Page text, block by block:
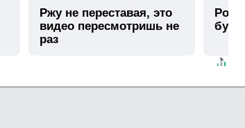
Ржу не переставая, это
видео пересмотришь не
раз